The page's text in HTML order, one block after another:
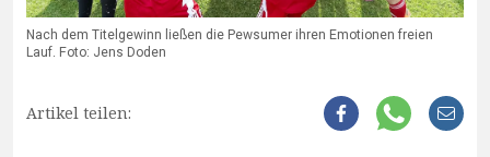
Nach dem Titelgewinn ließen die Pewsumer ihren Emotionen freien
Lauf. Foto: Jens Doden
Artikel teilen: